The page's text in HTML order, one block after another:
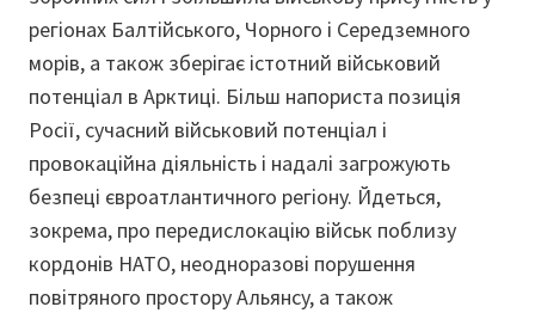
регіонах Балтійського, Чорного і Середземного
морів, а також зберігає істотний військовий
потенціал в Арктиці. Більш напориста позиція
Росії, сучасний військовий потенціал і
провокаційна діяльність і надалі загрожують
безпеці євроатлантичного регіону. Йдеться,
зокрема, про передислокацію військ поблизу
кордонів НАТО, неодноразові порушення
повітряного простору Альянсу, а також